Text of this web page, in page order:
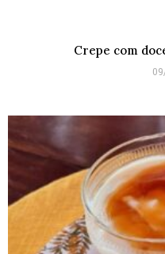
Crepe com